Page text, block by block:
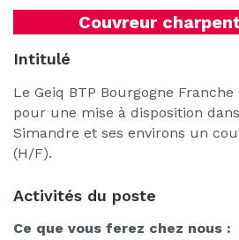
Couvreur
Intitulé
Le Geiq BTP Bourgogne
pour une mise à disposition
Simandre et ses environs un
(H/F).
Activités du poste
Ce que vous ferez chez nous :